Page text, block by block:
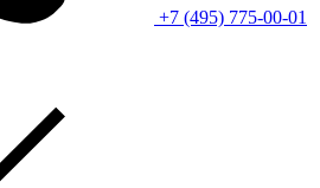
+7 (495) 775-00-01